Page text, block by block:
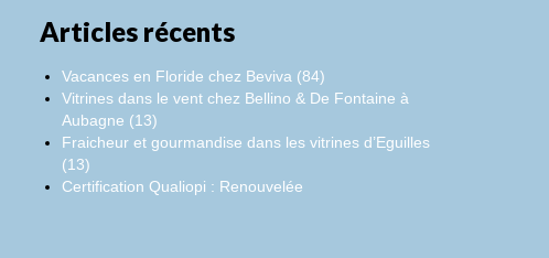
Articles récents
Vacances en Floride chez Beviva (84)
Vitrines dans le vent chez Bellino & De Fontaine à
Aubagne (13)
Fraicheur et gourmandise dans les vitrines d’Eguilles
(13)
Certification Qualiopi : Renouvelée